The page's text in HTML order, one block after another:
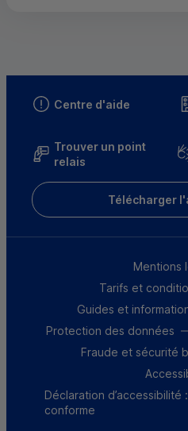
Centre d'aide
Trouver un point
relais
Télécharger
Mentions
Tarifs et
Guides et
Protection des données
Fraude et sécurité
Déclaration d’accessibilité
conforme